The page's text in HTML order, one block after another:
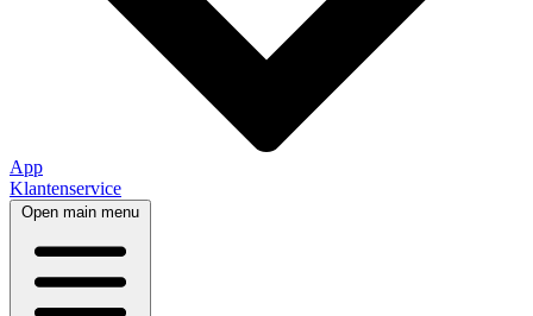
App
Klantenservice
Open main menu